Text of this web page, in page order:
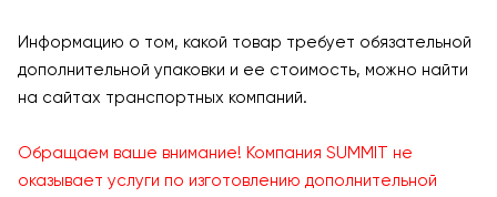
Информацию о том, какой товар требует обязательной
дополнительной упаковки и ее стоимость, можно найти
на сайтах транспортных компаний.
Обращаем ваше внимание! Компания SUMMIT не
оказывает услуги по изготовлению дополнительной